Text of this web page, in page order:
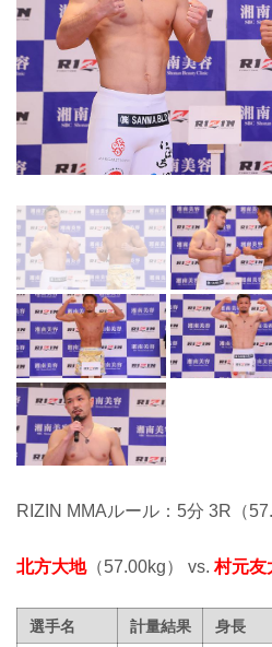
RIZIN MMAルール：5分 3R（
北方大地（57.00kg） vs.村元友
選手名 計量結果 身長